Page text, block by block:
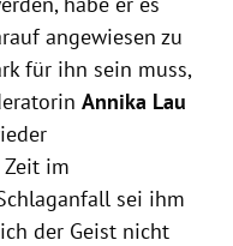
angewiesen zu
für ihn sein muss,
Annika Lau
Zeit im
sei ihm
der Geist nicht